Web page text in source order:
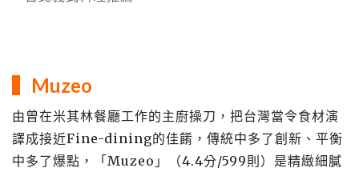
Muzeo
由曾在米其林餐廳工作的主廚操刀，把台灣當令食材演
譯成接近Fine-dining的佳餚，傳統中多了創新、平衡
中多了爆點，「Muzeo」（4.4分/599則）是精緻細膩